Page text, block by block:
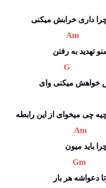
داری خرابش میکنی
Am
تهدید به رفتن
G
خواهش میکنی وای
چی میخوای از این رابطه
Am
باید میون
Gm
دعواشه هر بار